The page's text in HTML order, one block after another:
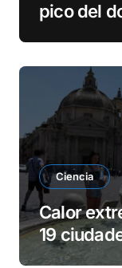
pico del
Ciencia
Calor
19